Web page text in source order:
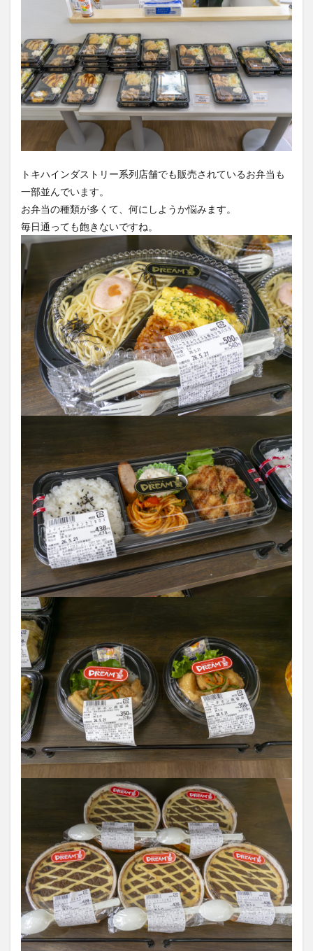
トキハインダストリー系列店舗でも販売されているお弁当も
一部並んでいます。
お弁当の種類が多くて、何にしようか悩みます。
毎日通っても飽きないですね。